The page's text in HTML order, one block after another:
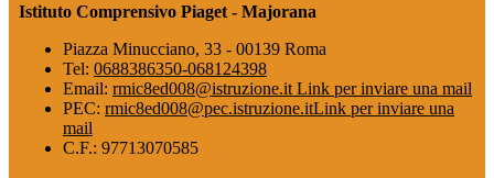
Istituto Comprensivo Piaget - Majorana
Piazza Minucciano, 33 - 00139 Roma
Tel: 0688386350-068124398
Email: rmic8ed008@istruzione.it Link per inviare una mail
PEC: rmic8ed008@pec.istruzione.itLink per inviare una
mail
C.F.: 97713070585